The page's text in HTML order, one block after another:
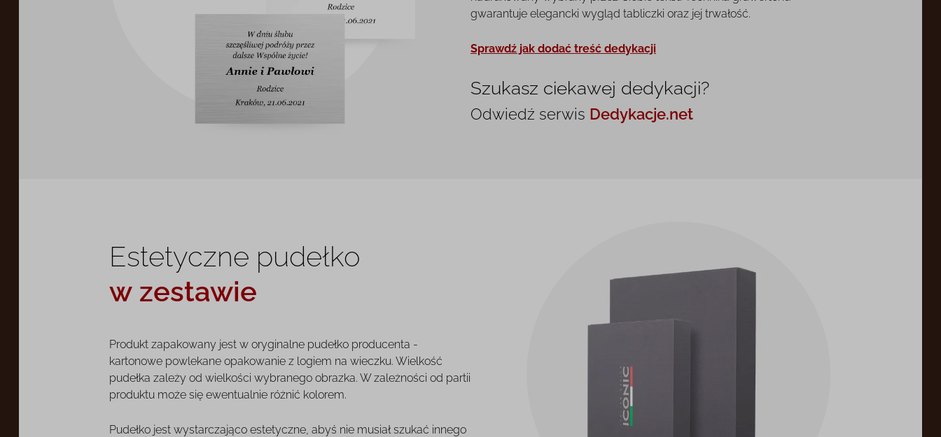
gwarantuje elegancki wygląd tabliczki oraz jej trwałość.
Sprawdź jak dodać treść dedykacji
Szukasz ciekawej dedykacji?
Odwiedź serwis Dedykacje.net
Estetyczne pudełko
w zestawie
Produkt zapakowany jest w oryginalne pudełko producenta -
kartonowe powlekane opakowanie z logiem na wieczku. Wielkość
pudełka zależy od wielkości wybranego obrazka. W zależności od partii
produktu może się ewentualnie różnić kolorem.
Pudełko jest wystarczająco estetyczne, abyś nie musiał szukać innego